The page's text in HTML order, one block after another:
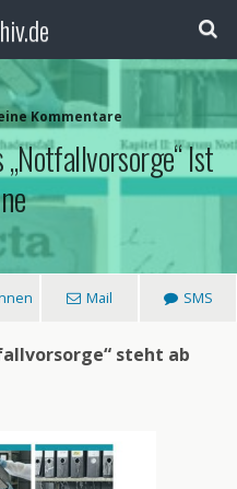
Kommentare
Ist
Mail SMS
steht ab